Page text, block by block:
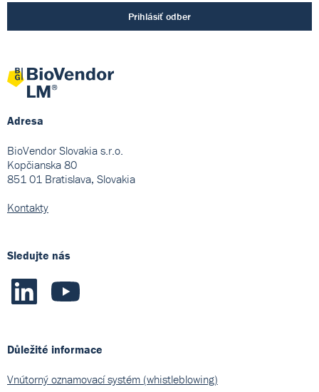
Prihlásiť odber
Adresa
BioVendor Slovakia s.r.o.
Kopčianska 80
851 01 Bratislava, Slovakia
Kontakty
Sledujte nás
Důležité informace
Vnútorný oznamovací systém (whistleblowing)